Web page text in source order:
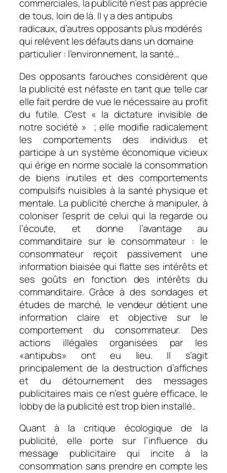
commerciales, la publicité n’est pas apprécie
de tous, loin de là. Il y a des antipubs
radicaux, d’autres opposants plus modérés
qui relèvent les défauts dans un domaine
particulier : l’environnement, la santé…
Des opposants farouches considèrent que
la publicité est néfaste en tant que telle car
elle fait perdre de vue le nécessaire au profit
du futile. C’est « la dictature invisible de
notre société » ; elle modifie radicalement
les comportements des individus et
participe à un système économique vicieux
qui érige en norme sociale la consommation
de biens inutiles et des comportements
compulsifs nuisibles à la santé physique et
mentale. La publicité cherche à manipuler, à
coloniser l’esprit de celui qui la regarde ou
l’écoute, et donne l’avantage au
commanditaire sur le consommateur : le
consommateur reçoit passivement une
information biaisée qui flatte ses intérêts et
ses goûts en fonction des intérêts du
commanditaire. Grâce à des sondages et
études de marché, le vendeur détient une
information claire et objective sur le
comportement du consommateur. Des
actions illégales organisées par les
«antipubs» ont eu lieu. Il s’agit
principalement de la destruction d’affiches
et du détournement des messages
publicitaires mais ce n’est guère efficace, le
lobby de la publicité est trop bien installé..
Quant à la critique écologique de la
publicité, elle porte sur l’influence du
message publicitaire qui incite à la
consommation sans prendre en compte les